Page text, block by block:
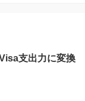
ットプレイスとの戦
的な資産として位置
ます。
に、取引の媒体とし
によりネットワーク
支出力に変換